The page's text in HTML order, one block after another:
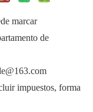
marcar
de
impuestos, forma